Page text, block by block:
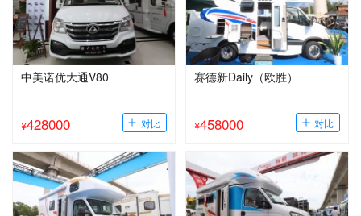
中美诺优大通V80
¥428000
赛德新Daily（欧胜）
¥458000